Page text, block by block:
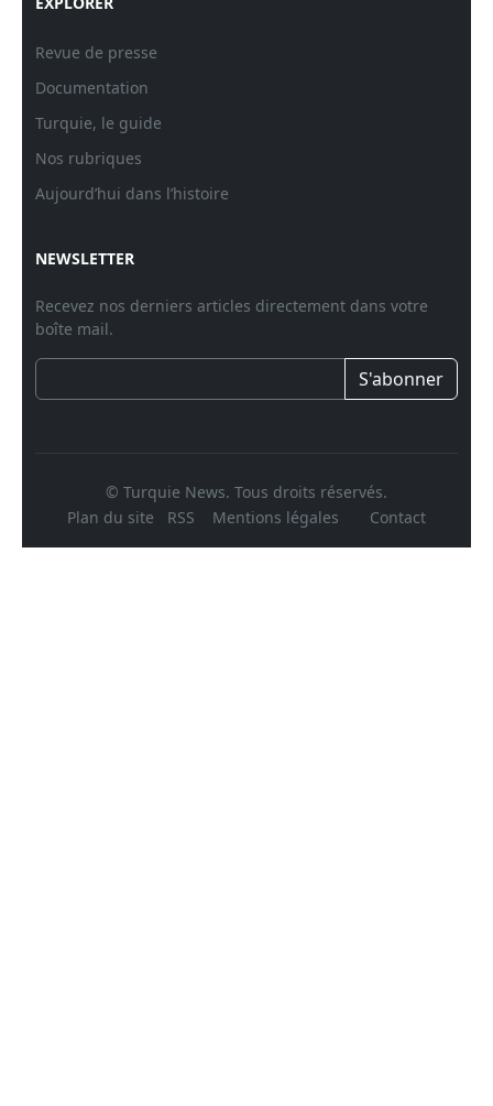
Revue de presse
Documentation
Turquie, le guide
Nos rubriques
Aujourd’hui dans l’histoire
NEWSLETTER
Recevez nos derniers articles directement dans votre
boîte mail.
S'abonner
© Turquie News. Tous droits réservés.
Plan du site
RSS Mentions légales Contact